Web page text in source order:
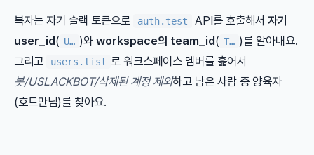
복자는 자기 슬랙 토큰으로 auth.test API를 호출해서 자기
user_id( U… )와 workspace의 team_id( T… )를 알아내요.
그리고
users.list 로 워크스페이스 멤버를 훑어서
봇/USLACKBOT/삭제된 계정 제외하고 남은 사람 중 양육자
(호트만님)를 찾아요.